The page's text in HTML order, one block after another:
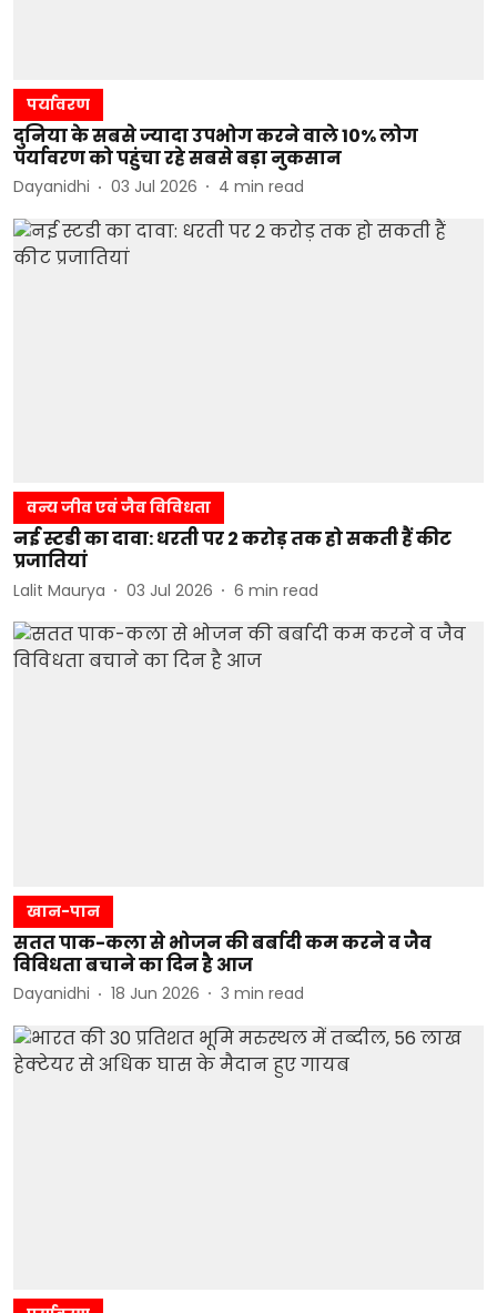
पर्यावरण
दुनिया के सबसे ज्यादा उपभोग करने वाले 10% लोग
पर्यावरण को पहुंचा रहे सबसे बड़ा नुकसान
Dayanidhi 03 Jul 2026 4 min read
वन्य जीव एवं जैव विविधता
नई स्टडी का दावा: धरती पर 2 करोड़ तक हो सकती हैं कीट
प्रजातियां
Lalit Maurya 03 Jul 2026 6 min read
खान-पान
सतत पाक-कला से भोजन की बर्बादी कम करने व जैव
विविधता बचाने का दिन है आज
Dayanidhi 18 Jun 2026 3 min read